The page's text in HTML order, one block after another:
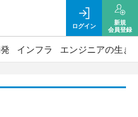
ログイン
新規
会員登録
インフラ エンジニアの生き